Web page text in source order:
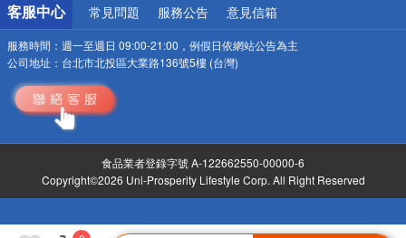
客服中心 常見問題 服務公告 意見信箱
服務時間： 週一至週日 09:00-21:00，例假日依網站公告為主
公司地址： 台北市北投區大業路136號5樓 (台灣)
食品業者登錄字號 A-122662550-00000-6
Copyright©2026 Uni-Prosperity Lifestyle Corp. All Right Reserved